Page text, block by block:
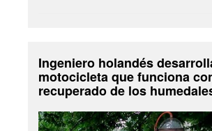
Ingeniero holandés
motocicleta que funciona
recuperado de los